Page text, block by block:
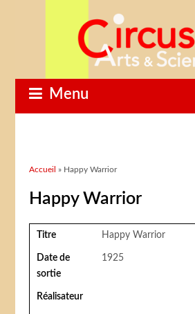
Menu
Vous êtes ici
Accueil » Happy Warrior
Happy Warrior
Titre Happy Warrior
Date de
sortie
1925
Réalisateur